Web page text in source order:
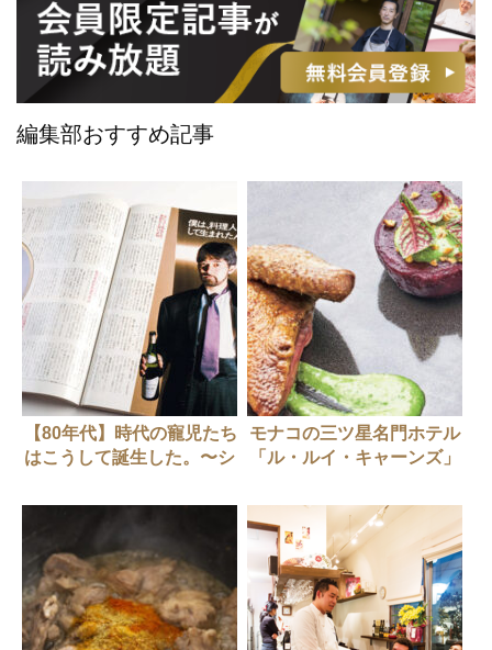
編集部おすすめ記事
【80年代】時代の寵児たち
はこうして誕生した。〜シ
モナコの三ツ星名門ホテル
「ル・ルイ・キャーンズ」
ロリーさん